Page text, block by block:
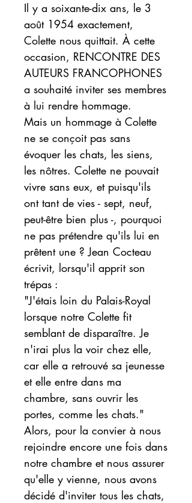
Il y a soixante-dix ans, le 3
août 1954 exactement,
Colette nous quittait. À cette
occasion, RENCONTRE DES
AUTEURS FRANCOPHONES
a souhaité inviter ses membres
à lui rendre hommage.
Mais un hommage à Colette
ne se conçoit pas sans
évoquer les chats, les siens,
les nôtres. Colette ne pouvait
vivre sans eux, et puisqu'ils
ont tant de vies - sept, neuf,
peut-être bien plus -, pourquoi
ne pas prétendre qu'ils lui en
prêtent une ? Jean Cocteau
écrivit, lorsqu'il apprit son
trépas :
"J'étais loin du Palais-Royal
lorsque notre Colette fit
semblant de disparaître. Je
n'irai plus la voir chez elle,
car elle a retrouvé sa jeunesse
et elle entre dans ma
chambre, sans ouvrir les
portes, comme les chats."
Alors, pour la convier à nous
rejoindre encore une fois dans
notre chambre et nous assurer
qu'elle y vienne, nous avons
décidé d'inviter tous les chats,